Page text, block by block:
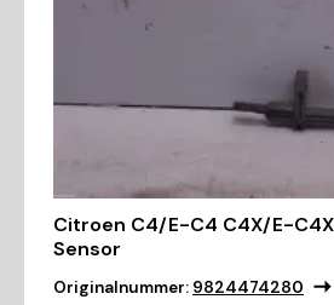
Citroen C4/E-C4 C4X/E-C4X
Sensor
Originalnummer: 9824474280